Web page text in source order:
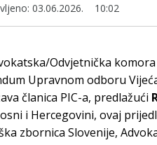
03.06.2026. 10:02
Odvjetnička
Upravnom odboru
članica PIC-a, predlažući
i Hercegovini, ovaj
zbornica Slovenije,